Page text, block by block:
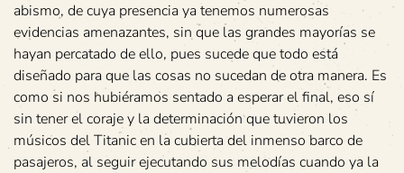
abismo, de cuya presencia ya tenemos numerosas
evidencias amenazantes, sin que las grandes mayorías se
hayan percatado de ello, pues sucede que todo está
diseñado para que las cosas no sucedan de otra manera. Es
como si nos hubiéramos sentado a esperar el final, eso sí
sin tener el coraje y la determinación que tuvieron los
músicos del Titanic en la cubierta del inmenso barco de
pasajeros, al seguir ejecutando sus melodías cuando ya la